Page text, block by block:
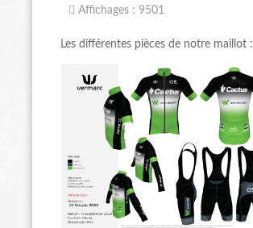
Affichages : 9501
Les différentes pièces de notre maillot :